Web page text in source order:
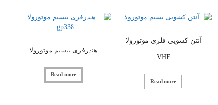
آنتن کشویی فلزی موتورولا
VHF
Read more
هندزفری بیسیم موتورولا
Read more